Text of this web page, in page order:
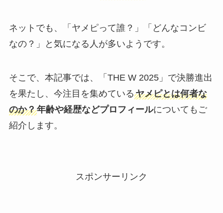
ネットでも、「ヤメピって誰？」「どんなコンビ
なの？」と気になる人が多いようです。
そこで、本記事では、「THE W 2025」で決勝進出
を果たし、今注目を集めているヤメピとは何者な
のか？年齢や経歴などプロフィールについてもご
紹介します。
スポンサーリンク